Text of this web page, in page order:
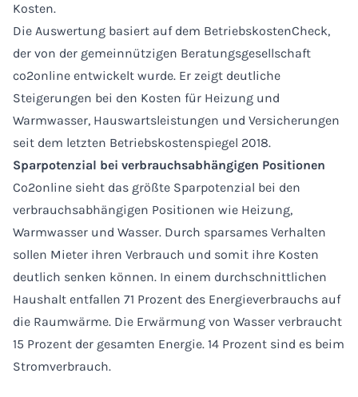
Kosten.
Die Auswertung basiert auf dem BetriebskostenCheck,
der von der gemeinnützigen Beratungsgesellschaft
co2online entwickelt wurde. Er zeigt deutliche
Steigerungen bei den Kosten für Heizung und
Warmwasser, Hauswartsleistungen und Versicherungen
seit dem letzten Betriebskostenspiegel 2018.
Sparpotenzial bei verbrauchsabhängigen Positionen
Co2online sieht das größte Sparpotenzial bei den
verbrauchsabhängigen Positionen wie Heizung,
Warmwasser und Wasser. Durch sparsames Verhalten
sollen Mieter ihren Verbrauch und somit ihre Kosten
deutlich senken können. In einem durchschnittlichen
Haushalt entfallen 71 Prozent des Energieverbrauchs auf
die Raumwärme. Die Erwärmung von Wasser verbraucht
15 Prozent der gesamten Energie. 14 Prozent sind es beim
Stromverbrauch.